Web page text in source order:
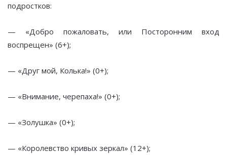
подростков:
— «Добро пожаловать, или Посторонним вход
воспрещен» (6+);
— «Друг мой, Колька!» (0+);
— «Внимание, черепаха!» (0+);
— «Золушка» (0+);
— «Королевство кривых зеркал» (12+);